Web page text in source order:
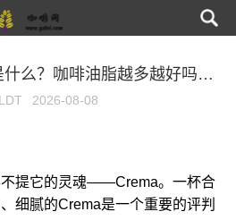
意式浓缩咖啡Crema是什么？咖啡油脂越多越好吗？油脂旺盛咖啡豆
2026-08-08
不提它的灵魂——Crema。一杯合
细腻的Crema是一个重要的评判